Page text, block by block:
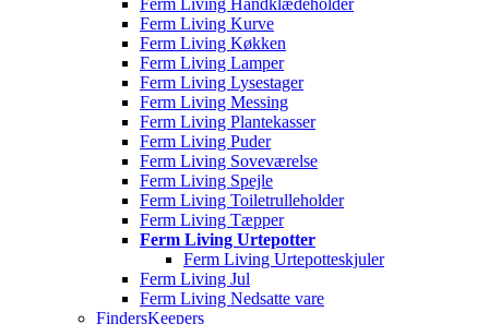
Ferm Living Håndklædeholder
Ferm Living Kurve
Ferm Living Køkken
Ferm Living Lamper
Ferm Living Lysestager
Ferm Living Messing
Ferm Living Plantekasser
Ferm Living Puder
Ferm Living Soveværelse
Ferm Living Spejle
Ferm Living Toiletrulleholder
Ferm Living Tæpper
Ferm Living Urtepotter
Ferm Living Urtepotteskjuler
Ferm Living Jul
Ferm Living Nedsatte vare
FindersKeepers